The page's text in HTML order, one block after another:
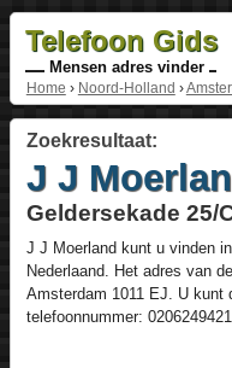
Telefoon Gids
Mensen adres vinder
Home › Noord-Holland ›
Zoekresultaat:
J J
Geldersekade 25/
J J Moerlandkunt u vinden in
Nederlaand. Het adres van
Amsterdam 1011 EJ . U
telefoonnummer: 0206249421